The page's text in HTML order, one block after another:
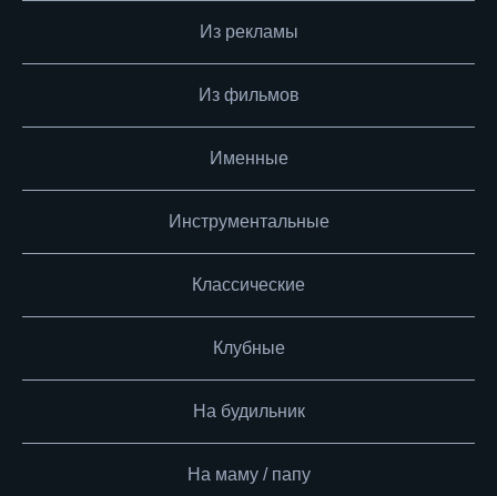
Из рекламы
Из фильмов
Именные
Инструментальные
Классические
Клубные
На будильник
На маму / папу